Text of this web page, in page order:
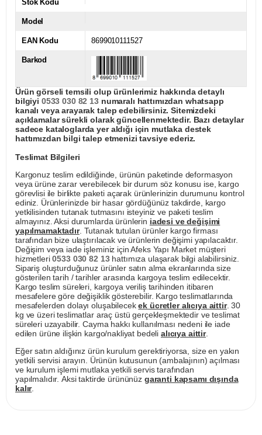
Stok Kodu
Model
EAN Kodu 8699010111527
Barkod
Ürün görseli temsili olup ürünlerimiz hakkında detaylı
bilgiyi 0533 030 82 13numaralı hattımızdan whatsapp
kanalı veya arayarak talep edebilirsiniz. Sitemizdeki
açıklamalar sürekli olarak güncellenmektedir. Bazı detaylar
sadece kataloglarda yer aldığı için mutlaka destek
hattımızdan bilgi talep etmenizi tavsiye ederiz.
Teslimat Bilgileri
Kargonuz teslim edildiğinde, ürünün paketinde deformasyon
veya ürüne zarar verebilecek bir durum söz konusu ise, kargo
görevlisi ile birlikte paketi açarak ürünlerinizin durumunu kontrol
ediniz. Ürünlerinizde bir hasar gördüğünüz takdirde, kargo
yetkilisinden tutanak tutmasını isteyiniz ve paketi teslim
almayınız. Aksi durumlarda ürünlerin iadesi ve değişimi
yapılmamaktadır. Tutanak tutulan ürünler kargo firması
tarafından bize ulaştırılacak ve ürünlerin değişimi yapılacaktır.
Değişim veya iade işleminiz için Afeks Yapı Market müşteri
hizmetleri0533 030 82 13hattımıza ulaşarak bilgi alabilirsiniz.
Sipariş oluşturduğunuz ürünler satın alma ekranlarında size
gösterilen tarih / tarihler arasında kargoya teslim edilecektir.
Kargo teslim süreleri, kargoya veriliş tarihinden itibaren
mesafelere göre değişiklik gösterebilir. Kargo teslimatlarında
mesafelerden dolayı oluşabilecekek ücretler alıcıya aittir. 30
kg ve üzeri teslimatlar araç üstü gerçekleşmektedir ve teslimat
süreleri uzayabilir. Cayma hakkı kullanılması nedeni ile iade
edilen ürüne ilişkin kargo/nakliyat bedeli alıcıya aittir.
Eğer satın aldığınız ürün kurulum gerektiriyorsa, size en yakın
yetkili servisi arayın. Ürünün kutusunun (ambalajının) açılması
ve kurulum işlemi mutlaka yetkili servis tarafından
yapılmalıdır. Aksi taktirde ürününüz garanti kapsamı dışında
kalır.